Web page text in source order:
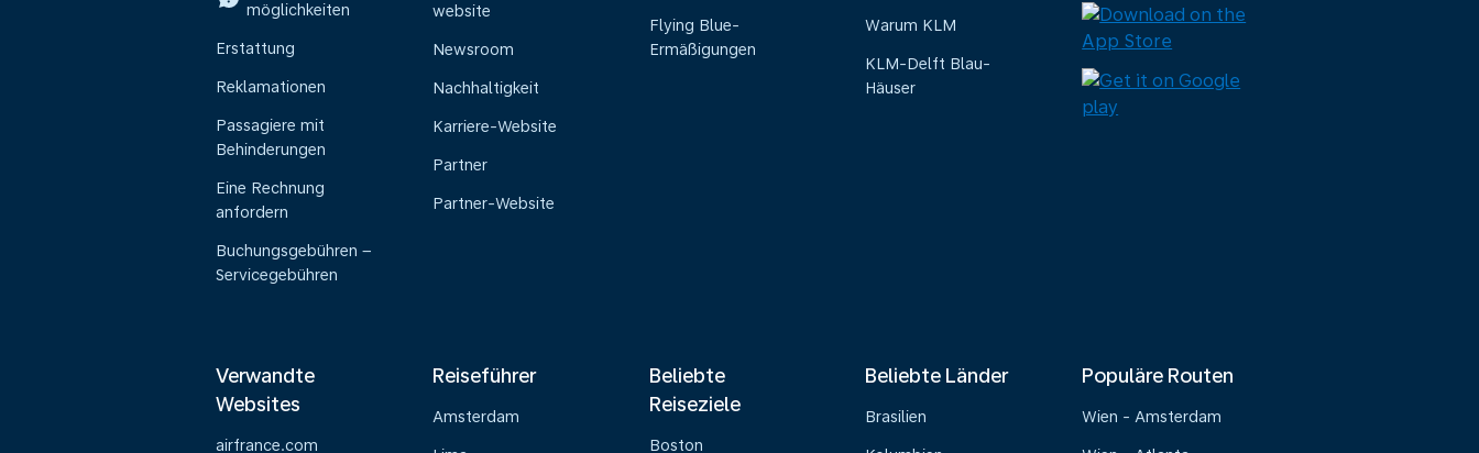
möglichkeiten
Erstattung
Reklamationen
Passagiere mit
Behinderungen
Eine Rechnung
anfordern
Buchungsgebühren –
Servicegebühren
website
Newsroom
Nachhaltigkeit
Karriere-Website
Partner
Partner-Website
Flying Blue-
Ermäßigungen
Warum KLM
KLM-Delft Blau-
Häuser
Verwandte
Websites
airfrance.com
Reiseführer
Amsterdam
Beliebte
Reiseziele
Boston
Beliebte Länder
Brasilien
Populäre Routen
Wien - Amsterdam